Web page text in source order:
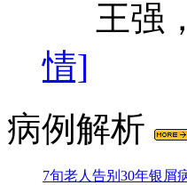
王强，
情]
病例解析
7旬老人告别30年银屑